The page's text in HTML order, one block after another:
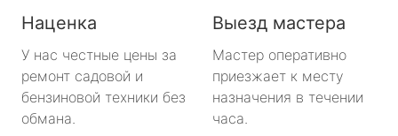
Наценка
У нас честные цены за
ремонт садовой и
бензиновой техники без
обмана.
Выезд мастера
Мастер оперативно
приезжает к месту
назначения в течении
часа.